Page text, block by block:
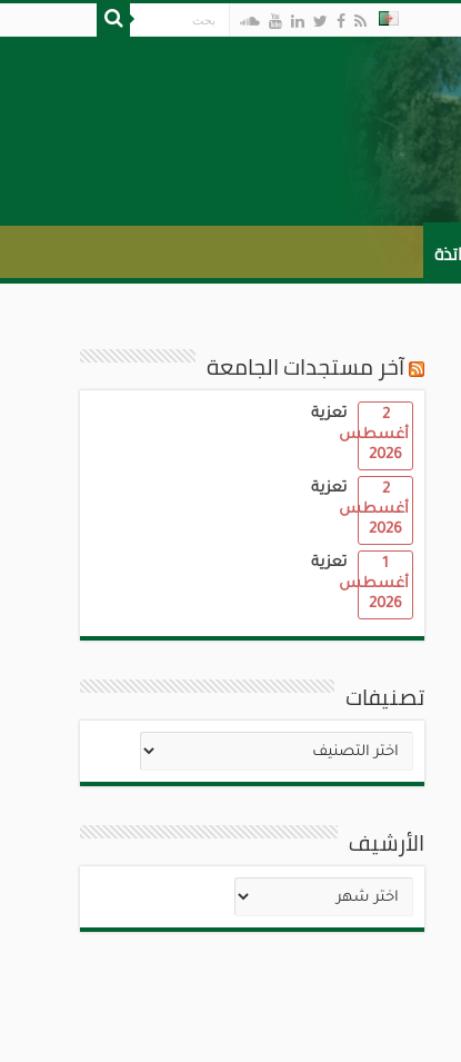
آخر مستجدات الجامعة
تعزية
2
أغسطس
2026
تعزية
2
أغسطس
2026
تعزية
1
أغسطس
2026
تصنيفات
تصنيفات
الأرشيف
الأرشيف